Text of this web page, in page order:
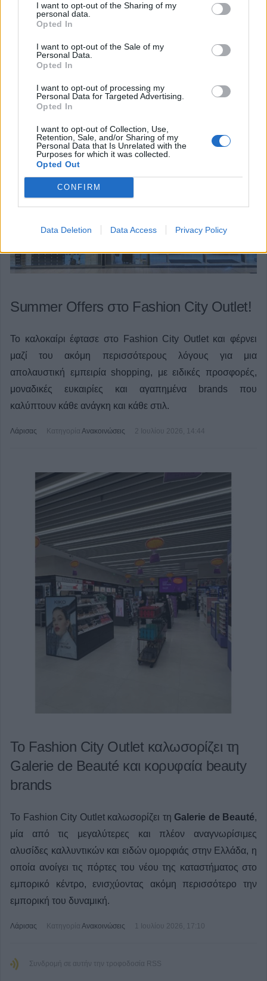
I want to opt-out of the Sharing of my
personal data.
Opted In
I want to opt-out of the Sale of my
Personal Data.
Opted In
I want to opt-out of processing my
Personal Data for Targeted Advertising.
Opted In
I want to opt-out of Collection, Use,
Retention, Sale, and/or Sharing of my
Personal Data that Is Unrelated with the
Purposes for which it was collected.
Opted Out
CONFIRM
Data Deletion Data Access Privacy Policy
όμορφες στιγμές σύνδεσης, το “28 Days Mommy
Challenge”των Wander Mamas φτάνει στην ολοκλήρωσή
του, έχοντας δημιουργήσει μια ξεχωριστή κοινότητα
μαμάδων που μοιράστηκαν εμπειρίες, έβαλαν την άσκηση
εαυτό τους.
Summer Offers στο Fashion City Outlet!
Το καλοκαίρι έφτασε στο Fashion City Outlet και φέρνει
μαζί του ακόμη περισσότερους λόγους για μια
απολαυστική εμπειρία shopping, με ειδικές προσφορές,
μοναδικές ευκαιρίες και αγαπημένα brands που
καλύπτουν κάθε ανάγκη και κάθε στιλ.
Λάρισας Κατηγορία Ανακοινώσεις 2 Ιουλίου 2026, 14:44
Το Fashion City Outlet καλωσορίζει τη
Galerie de Beauté και κορυφαία beauty
brands
Το Fashion City Outlet καλωσορίζει τη Galerie de Beauté,
μία από τις μεγαλύτερες και πλέον αναγνωρίσιμες
αλυσίδες καλλυντικών και ειδών ομορφιάς στην Ελλάδα, η
οποία ανοίγει τις πόρτες του νέου της καταστήματος στο
εμπορικό κέντρο, ενισχύοντας ακόμη περισσότερο την
εμπορική του δυναμική.
Λάρισας Κατηγορία Ανακοινώσεις 1 Ιουλίου 2026, 17:10
Συνδρομή σε αυτήν την τροφοδοσία RSS